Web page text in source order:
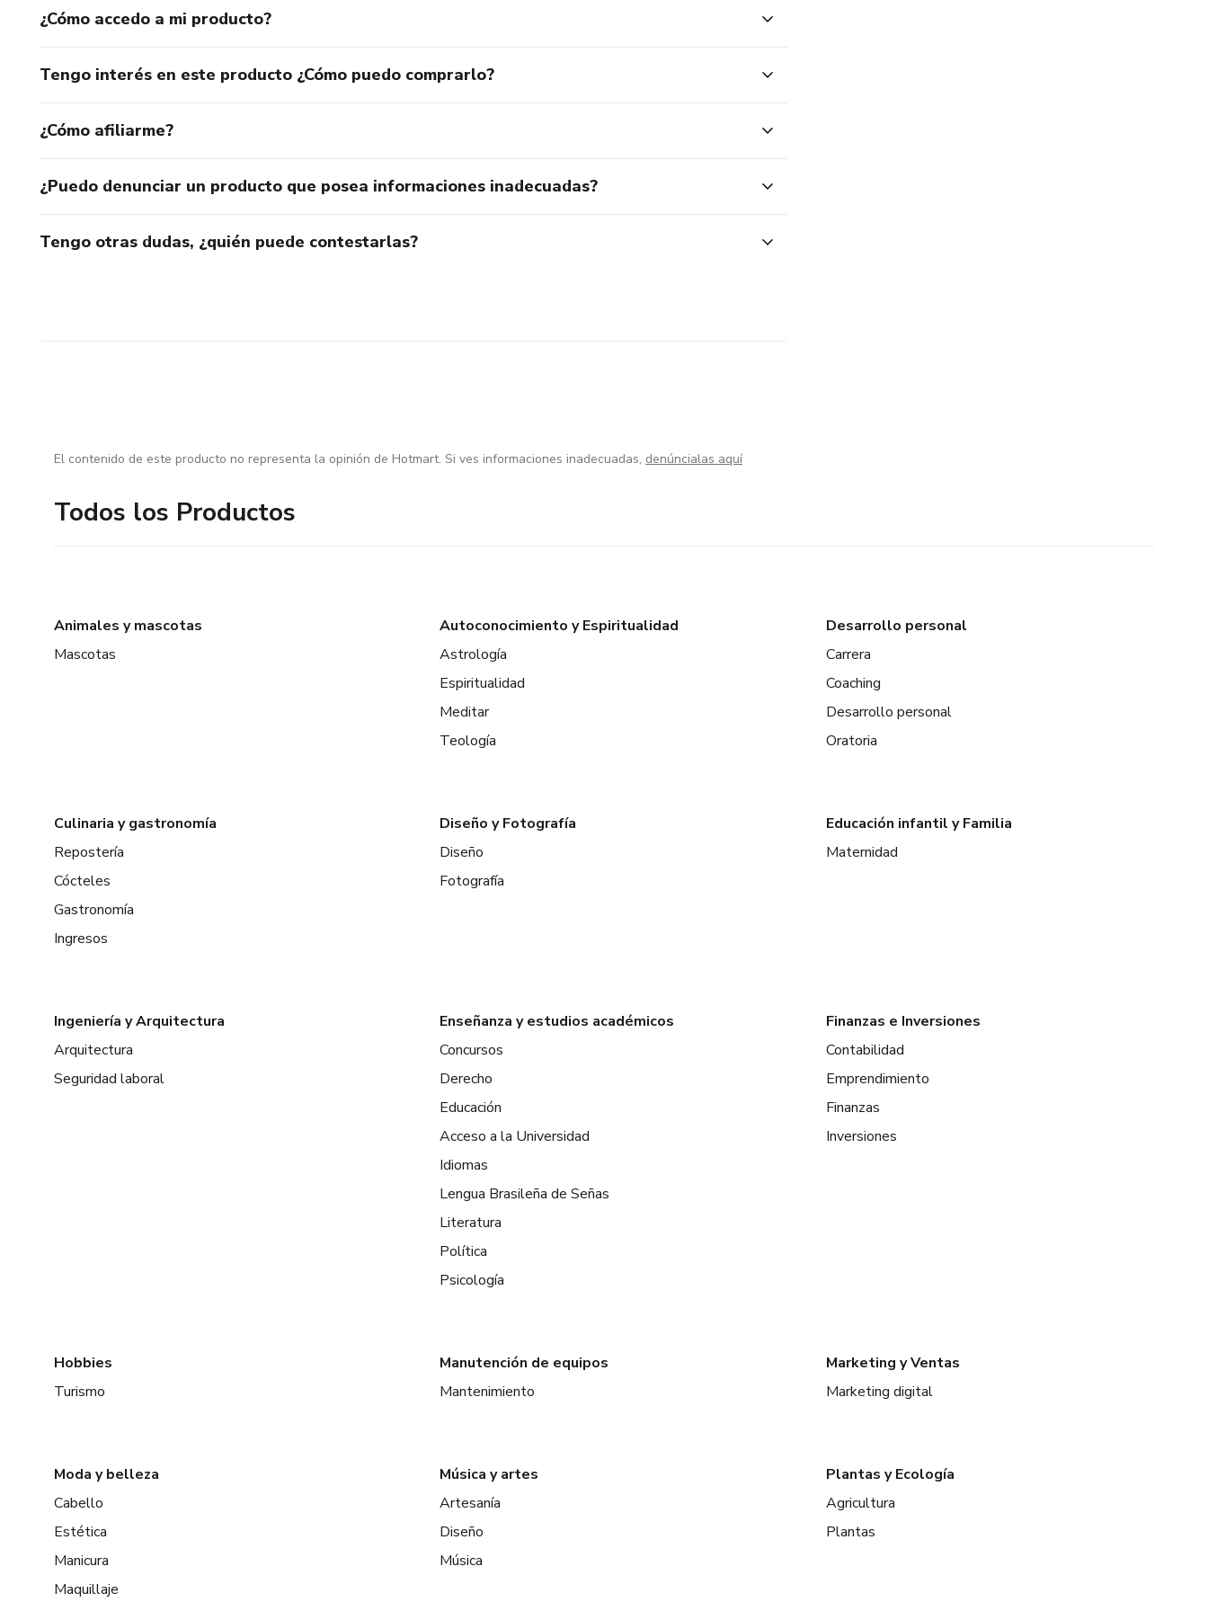
¿Cómo accedo a mi producto?
Tengo interés en este producto ¿Cómo puedo comprarlo?
¿Cómo afiliarme?
¿Puedo denunciar un producto que posea informaciones inadecuadas?
Tengo otras dudas, ¿quién puede contestarlas?
El contenido de este producto no representa la opinión de Hotmart. Si ves informaciones inadecuadas, denúncialas aquí
Todos los Productos
Animales y mascotas
Mascotas
Autoconocimiento y Espiritualidad
Astrología
Espiritualidad
Meditar
Teología
Desarrollo personal
Carrera
Coaching
Desarrollo personal
Oratoria
Culinaria y gastronomía
Repostería
Cócteles
Gastronomía
Ingresos
Diseño y Fotografía
Diseño
Fotografía
Educación infantil y Familia
Maternidad
Ingeniería y Arquitectura
Arquitectura
Seguridad laboral
Enseñanza y estudios académicos
Concursos
Derecho
Educación
Acceso a la Universidad
Idiomas
Lengua Brasileña de Señas
Literatura
Política
Psicología
Finanzas e Inversiones
Contabilidad
Emprendimiento
Finanzas
Inversiones
Hobbies
Turismo
Manutención de equipos
Mantenimiento
Marketing y Ventas
Marketing digital
Moda y belleza
Cabello
Estética
Manicura
Maquillaje
Música y artes
Artesanía
Diseño
Música
Plantas y Ecología
Agricultura
Plantas